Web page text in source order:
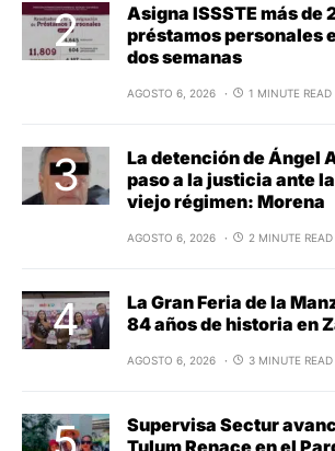
Asigna ISSSTE más de
préstamos personales
dos semanas
AGOSTO 6, 2026 1 MINUTE READ
La detención de Ángel
paso a la justicia ante
viejo régimen: Morena
AGOSTO 6, 2026 2 MINUTE READ
La Gran Feria de la
84 años de historia en
AGOSTO 6, 2026 3 MINUTE READ
Supervisa Sectur
Tulum Renace en el